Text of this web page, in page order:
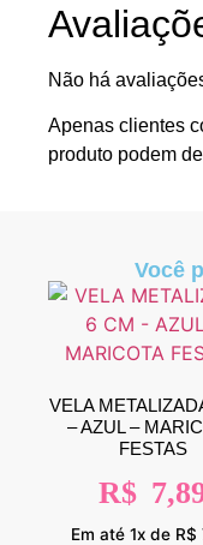
Não há
Apenas clientes
produto podem
Você
VELA
– AZUL –
FESTAS
R$
Em até 1x de R$